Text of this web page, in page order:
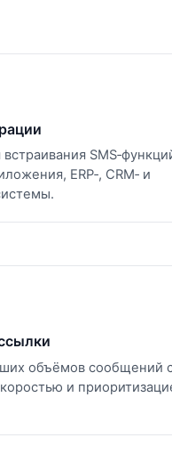
встраивания
ERP‑, CRM‑ и
объёмов сообщений
и